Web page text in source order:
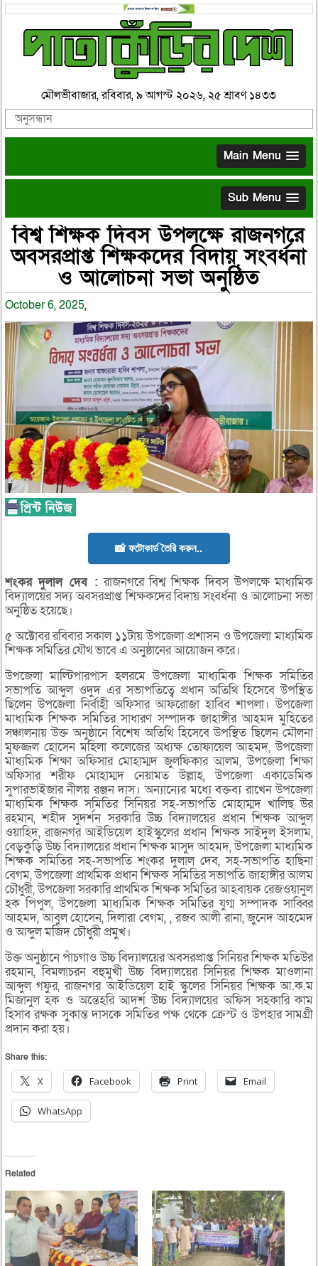
মৌলভীবাজার, রবিবার, ৯ আগস্ট ২০২৬, ২৫ শ্রাবণ ১৪৩৩
Main Menu
Sub Menu
বিশ্ব শিক্ষক দিবস উপলক্ষে রাজনগরে
অবসরপ্রাপ্ত শিক্ষকদের বিদায় সংবর্ধনা
ও আলোচনা সভা অনুষ্ঠিত
October 6, 2025,
📸 ফটোকার্ড তৈরি করুন..
শংকরদুলালদেব : রাজনগরে বিশ্ব শিক্ষক দিবস উপলক্ষে মাধ্যমিক
বিদ্যালয়ের সদ্য অবসরপ্রাপ্ত শিক্ষকদের বিদায় সংবর্ধনা ও আলোচনা সভা
অনুষ্ঠিত হয়েছে।
৫ অক্টোবর রবিবার সকাল ১১টায় উপজেলা প্রশাসন ও উপজেলা মাধ্যমিক
শিক্ষক সমিতির যৌথ ভাবে এ অনুষ্ঠানের আয়োজন করে।
উপজেলা মাল্টিপারপাস হলরমে উপজেলা মাধ্যমিক শিক্ষক সমিতির
সভাপতি আব্দুল ওদুদ এর সভাপতিত্বে প্রধান অতিথি হিসেবে উপস্থিত
ছিলেন উপজেলা নির্বাহী অফিসার আফরোজা হাবিব শাপলা। উপজেলা
মাধ্যমিক শিক্ষক সমিতির সাধারণ সম্পাদক জাহাঙ্গীর আহমদ মুহিতের
সঞ্চালনায় উক্ত অনুষ্ঠানে বিশেষ অতিথি হিসেবে উপস্থিত ছিলেন মৌলনা
মুফজ্জল হোসেন মহিলা কলেজের অধ্যক্ষ তোফায়েল আহমদ, উপজেলা
মাধ্যমিক শিক্ষা অফিসার মোহাম্মদ জুলফিকার আলম, উপজেলা শিক্ষা
অফিসার শরীফ মোহাম্মদ নেয়ামত উল্লাহ, উপজেলা একাডেমিক
সুপারভাইজার নীলয় রঞ্জন দাস। অন্যান্যের মধ্যে বক্তব্য রাখেন উপজেলা
মাধ্যমিক শিক্ষক সমিতির সিনিয়র সহ-সভাপতি মোহাম্মদ খালিছ উর
রহমান, শহীদ সুদর্শন সরকারি উচ্চ বিদ্যালয়ের প্রধান শিক্ষক আব্দুল
ওয়াহিদ, রাজনগর আইডিয়েল হাইস্কুলের প্রধান শিক্ষক সাইদুল ইসলাম,
বেড়কুড়ি উচ্চ বিদ্যালয়ের প্রধান শিক্ষক মাসুদ আহমদ, উপজেলা মাধ্যমিক
শিক্ষক সমিতির সহ-সভাপতি শংকর দুলাল দেব, সহ-সভাপতি হাছিনা
বেগম, উপজেলা প্রাথমিক প্রধান শিক্ষক সমিতির সভাপতি জাহাঙ্গীর আলম
চৌধুরী, উপজেলা সরকারি প্রাথমিক শিক্ষক সমিতির আহবায়ক রেজওয়ানুল
হক পিপুল, উপজেলা মাধ্যমিক শিক্ষক সমিতির যুগ্ম সম্পাদক সাব্বির
আহমদ, আবুল হোসেন, দিলারা বেগম, , রজব আলী রানা, জুনেদ আহমেদ
ও আব্দুল মজিদ চৌধুরী প্রমুখ।
উক্ত অনুষ্ঠানে পাঁচগাও উচ্চ বিদ্যালয়ের অবসরপ্রাপ্ত সিনিয়র শিক্ষক মতিউর
রহমান, বিমলাচরন বহুমুখী উচ্চ বিদ্যালয়ের সিনিয়র শিক্ষক মাওলানা
আব্দুল গফুর, রাজনগর আইডিয়েল হাই স্কুলের সিনিয়র শিক্ষক আ.ক.ম
মিজানুল হক ও অন্তেহরি আদর্শ উচ্চ বিদ্যালয়ের অফিস সহকারি কাম
হিসাব রক্ষক সুকান্ত দাসকে সমিতির পক্ষ থেকে ক্রেস্ট ও উপহার সামগ্রী
প্রদান করা হয়।
Share this:
X Facebook Print Email
WhatsApp
Related